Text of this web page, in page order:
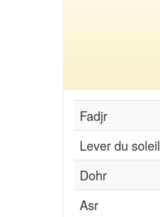
Fadjr
Lever du soleil
Dohr
Asr